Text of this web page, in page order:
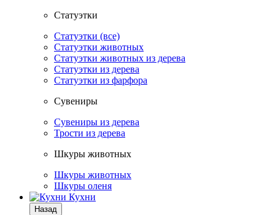
Статуэтки
Статуэтки (все)
Статуэтки животных
Статуэтки животных из дерева
Статуэтки из дерева
Статуэтки из фарфора
Сувениры
Сувениры из дерева
Трости из дерева
Шкуры животных
Шкуры животных
Шкуры оленя
Кухни
Назад